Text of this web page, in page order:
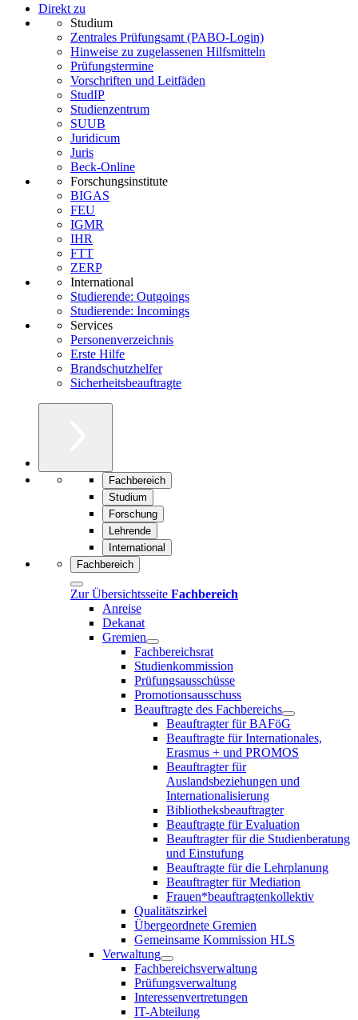
Direkt zu
Studium
Zentrales Prüfungsamt (PABO-Login)
Hinweise zu zugelassenen Hilfsmitteln
Prüfungstermine
Vorschriften und Leitfäden
StudIP
Studienzentrum
SUUB
Juridicum
Juris
Beck-Online
Forschungsinstitute
BIGAS
FEU
IGMR
IHR
FTT
ZERP
International
Studierende: Outgoings
Studierende: Incomings
Services
Personenverzeichnis
Erste Hilfe
Brandschutzhelfer
Sicherheitsbeauftragte
Fachbereich
Studium
Forschung
Lehrende
International
Fachbereich
Zur Übersichtsseite Fachbereich
Anreise
Dekanat
Gremien
Fachbereichsrat
Studienkommission
Prüfungsausschüsse
Promotionsausschuss
Beauftragte des Fachbereichs
Beauftragter für BAFöG
Beauftragte für Internationales,
Erasmus + und PROMOS
Beauftragter für
Auslandsbeziehungen und
Internationalisierung
Bibliotheksbeauftragter
Beauftragte für Evaluation
Beauftragter für die Studienberatung
und Einstufung
Beauftragte für die Lehrplanung
Beauftragter für Mediation
Frauen*beauftragtenkollektiv
Qualitätszirkel
Übergeordnete Gremien
Gemeinsame Kommission HLS
Verwaltung
Fachbereichsverwaltung
Prüfungsverwaltung
Interessenvertretungen
IT-Abteilung